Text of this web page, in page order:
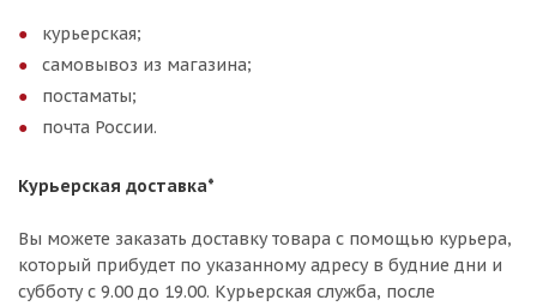
курьерская;
самовывоз из магазина;
постаматы;
почта России.
Курьерская доставка*
Вы можете заказать доставку товара с помощью курьера,
который прибудет по указанному адресу в будние дни и
субботу с 9.00 до 19.00. Курьерская служба, после